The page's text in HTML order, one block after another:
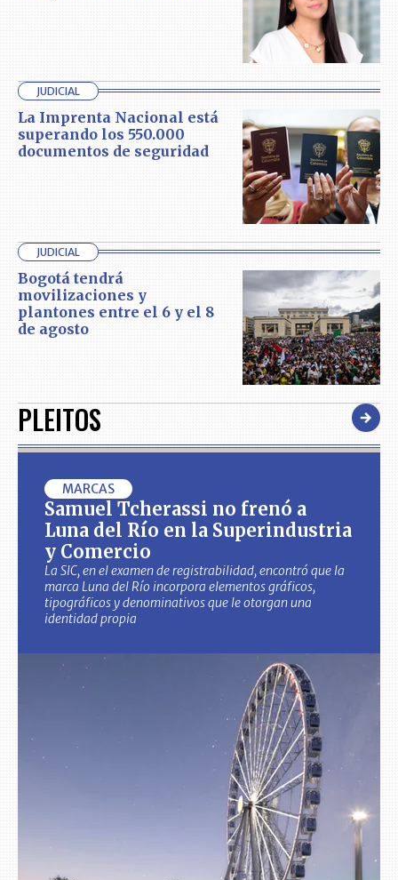
JUDICIAL
La Imprenta Nacional está
superando los 550.000
documentos de seguridad
JUDICIAL
Bogotá tendrá
movilizaciones y
plantones entre el 6 y el 8
de agosto
PLEITOS
MARCAS
Samuel Tcherassi no frenó a
Luna del Río en la Superindustria
y Comercio
La SIC, en el examen de registrabilidad, encontró que la
marca Luna del Río incorpora elementos gráficos,
tipográficos y denominativos que le otorgan una
identidad propia